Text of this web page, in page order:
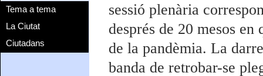
Tema a tema
La Ciutat
Ciutadans
sessió plenària
després de 20 mesos
de la pandèmia. La
banda de retrobar-se